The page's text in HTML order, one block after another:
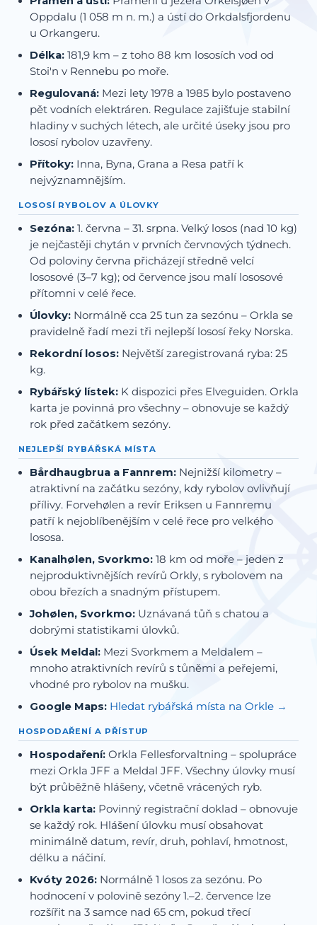
Oppdalu (1 058 m n. m.) a ústí do Orkdalsfjordenu
u Orkangeru.
Délka: 181,9 km – z toho 88 km lososích vod od
Stoi'n v Rennebu po moře.
Regulovaná: Mezi lety 1978 a 1985 bylo postaveno
pět vodních elektráren. Regulace zajišťuje stabilní
hladiny v suchých létech, ale určité úseky jsou pro
lososí rybolov uzavřeny.
Přítoky: Inna, Byna, Grana a Resa patří k
nejvýznamnějším.
LOSOSÍ RYBOLOV A ÚLOVKY
Sezóna: 1. června – 31. srpna. Velký losos (nad 10 kg)
je nejčastěji chytán v prvních červnových týdnech.
Od poloviny června přicházejí středně velcí
lososové (3–7 kg); od července jsou malí lososové
přítomni v celé řece.
Úlovky: Normálně cca 25 tun za sezónu – Orkla se
pravidelně řadí mezi tři nejlepší lososí řeky Norska.
Rekordní losos: Největší zaregistrovaná ryba: 25
kg.
Rybářský lístek: K dispozici přes Elveguiden. Orkla
karta je povinná pro všechny – obnovuje se každý
rok před začátkem sezóny.
NEJLEPŠÍ RYBÁŘSKÁ MÍSTA
Bårdhaugbrua a Fannrem: Nejnižší kilometry –
atraktivní na začátku sezóny, kdy rybolov ovlivňují
přílivy. Forvehølen a revír Eriksen u Fannremu
patří k nejoblíbenějším v celé řece pro velkého
lososa.
Kanalhølen, Svorkmo: 18 km od moře – jeden z
nejproduktivnějších revírů Orkly, s rybolovem na
obou březích a snadným přístupem.
Johølen, Svorkmo: Uznávaná tůň s chatou a
dobrými statistikami úlovků.
Úsek Meldal: Mezi Svorkmem a Meldalem –
mnoho atraktivních revírů s tůněmi a peřejemi,
vhodné pro rybolov na mušku.
Google Maps: Hledat rybářská místa na Orkle
HOSPODAŘENÍ A PŘÍSTUP
Hospodaření: Orkla Fellesforvaltning – spolupráce
mezi Orkla JFF a Meldal JFF. Všechny úlovky musí
být průběžně hlášeny, včetně vrácených ryb.
Orkla karta: Povinný registrační doklad – obnovuje
se každý rok. Hlášení úlovku musí obsahovat
minimálně datum, revír, druh, pohlaví, hmotnost,
délku a náčiní.
Kvóty 2026: Normálně 1 losos za sezónu. Po
hodnocení v polovině sezóny 1.–2. července lze
rozšířit na 3 samce nad 65 cm, pokud třecí